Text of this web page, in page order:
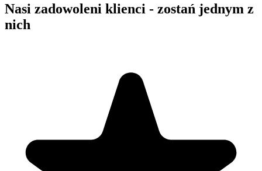
Nasi zadowoleni klienci - zostań jednym z
nich